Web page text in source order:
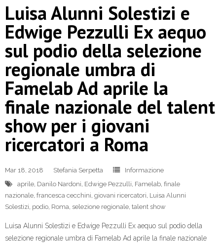
Luisa Alunni Solestizi e
Edwige Pezzulli Ex aequo
sul podio della selezione
regionale umbra di
Famelab Ad aprile la
finale nazionale del talent
show per i giovani
ricercatori a Roma
Mar 18, 2018 Stefania Serpetta
Informazione
aprile, Danilo Nardoni, Edwige Pezzulli, Famelab, finale
nazionale, francesca cecchini, giovani ricercatori, Luisa Alunni
Solestizi, podio, Roma, selezione regionale, talent show
Luisa Alunni Solestizi e Edwige Pezzulli Ex aequo sul podio della
selezione regionale umbra di Famelab Ad aprile la finale nazionale